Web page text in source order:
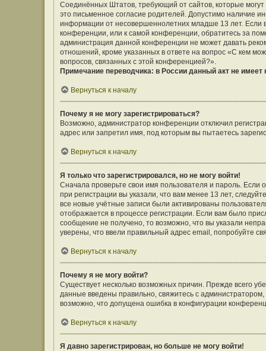
Соединённых Штатов, требующий от сайтов, которые
это письменное согласие родителей. Допустимо наличие
информации от несовершеннолетних младше 13 лет. Если
конференции, или к самой конференции, обратитесь за
администрация данной конференции не может давать
отношений, кроме указанных в ответе на вопрос «С кем
вопросов, связанных с этой конференцией?».
Примечание переводчика: в России данный акт не
Вернуться к началу
Почему я не могу зарегистрироваться?
Возможно, администратор конференции отключил
адрес или запретил имя, под которым вы пытаетесь
Вернуться к началу
Я только что зарегистрировался, но не могу войти!
Сначала проверьте свои имя пользователя и пароль.
при регистрации вы указали, что вам менее 13 лет,
все новые учётные записи были активированы
отображается в процессе регистрации. Если вам было
сообщение не получено, то возможно, что вы указали
уверены, что ввели правильный адрес email, попробуйте
Вернуться к началу
Почему я не могу войти?
Существует несколько возможных причин. Прежде всего
данные введены правильно, свяжитесь с
возможно, что допущена ошибка в конфигурации
Вернуться к началу
Я давно зарегистрирован, но больше не могу войти!